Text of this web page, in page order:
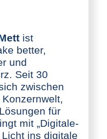
ist
better,
und
Seit 30
zwischen
für
mit „Digitale-
Licht ins digitale